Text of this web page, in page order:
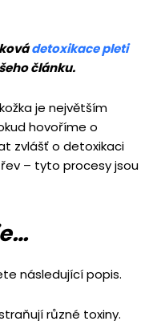
detoxikace pleti
článku.
je největším
hovoříme o
zvlášť o detoxikaci
– tyto procesy jsou
následující popis.
různé toxiny.